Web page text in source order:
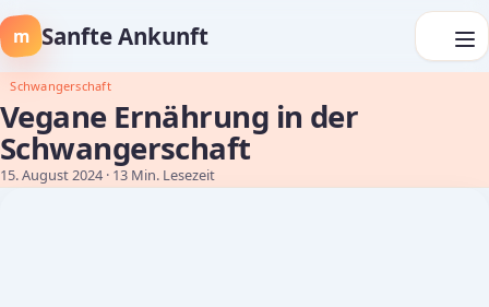
m Sanfte Ankunft
Schwangerschaft
Vegane Ernährung in der
Schwangerschaft
15. August 2024 · 13 Min. Lesezeit